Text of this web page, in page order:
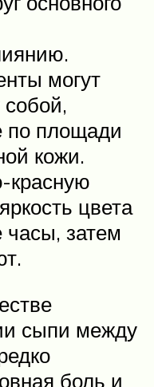
могут
по площади
кожи.
красную
цвета
затем
сыпи между
боль и